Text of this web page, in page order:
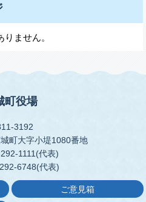
ません。
町役場
3192
町大字小堤1080番地
1111(代表)
6748(代表)
ご意見箱